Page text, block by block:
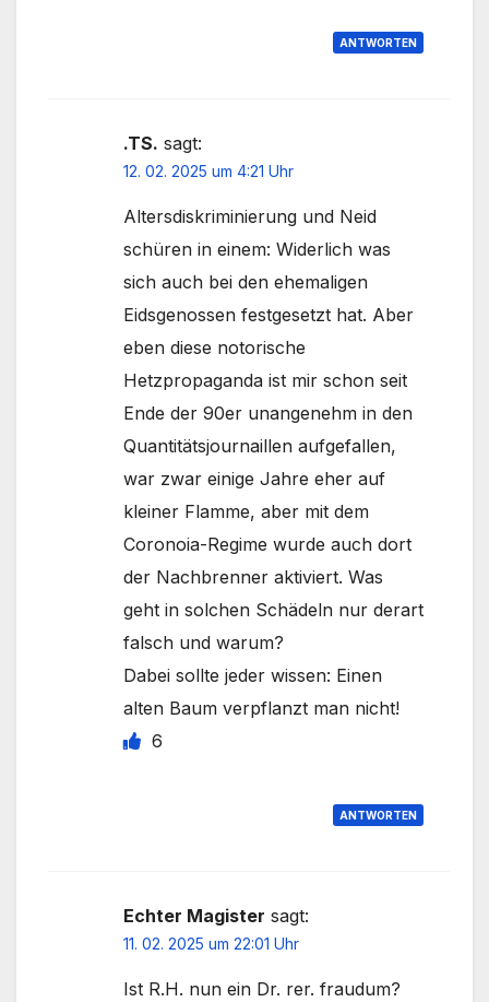
ANTWORTEN
.TS. sagt:
12. 02. 2025 um 4:21 Uhr
Altersdiskriminierung und Neid
schüren in einem: Widerlich was
sich auch bei den ehemaligen
Eidsgenossen festgesetzt hat. Aber
eben diese notorische
Hetzpropaganda ist mir schon seit
Ende der 90er unangenehm in den
Quantitätsjournaillen aufgefallen,
war zwar einige Jahre eher auf
kleiner Flamme, aber mit dem
Coronoia-Regime wurde auch dort
der Nachbrenner aktiviert. Was
geht in solchen Schädeln nur derart
falsch und warum?
Dabei sollte jeder wissen: Einen
alten Baum verpflanzt man nicht!
6
ANTWORTEN
Echter Magister sagt:
11. 02. 2025 um 22:01 Uhr
Ist R.H. nun ein Dr. rer. fraudum?